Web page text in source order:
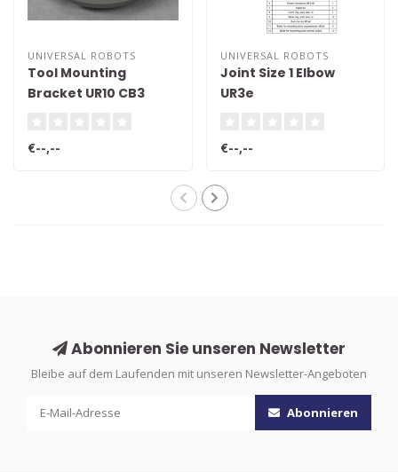
UNIVERSAL ROBOTS
Tool Mounting
Bracket UR10 CB3
€--,--
UNIVERSAL ROBOTS
Joint Size 1 Elbow
UR3e
€--,--
Abonnieren Sie unseren Newsletter
Bleibe auf dem Laufenden mit unseren Newsletter-Angeboten
Abonnieren